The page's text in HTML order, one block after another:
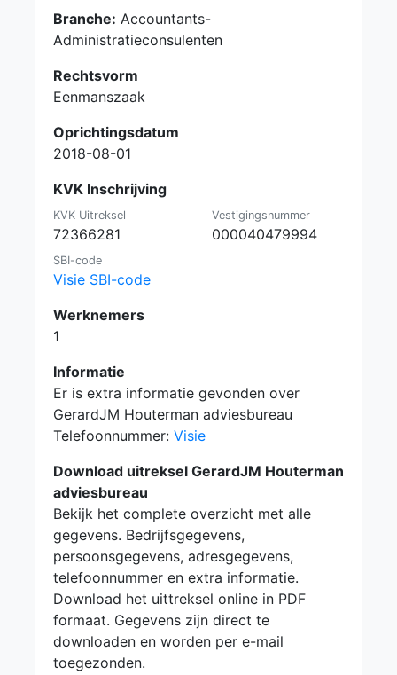
Branche: Accountants-
Administratieconsulenten
Rechtsvorm
Eenmanszaak
Oprichtingsdatum
2018-08-01
KVK Inschrijving
KVK Uitreksel
72366281
Vestigingsnummer
000040479994
SBI-code
Visie SBI-code
Werknemers
1
Informatie
Er is extra informatie gevonden over
GerardJM Houterman adviesbureau
Telefoonnummer: Visie
Download uitreksel GerardJM Houterman
adviesbureau
Bekijk het complete overzicht met alle
gegevens. Bedrijfsgegevens,
persoonsgegevens, adresgegevens,
telefoonnummer en extra informatie.
Download het uittreksel online in PDF
formaat. Gegevens zijn direct te
downloaden en worden per e-mail
toegezonden.